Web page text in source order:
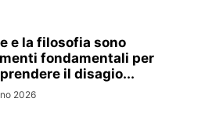
e la filosofia sono
fondamentali per
il disagio...
2026